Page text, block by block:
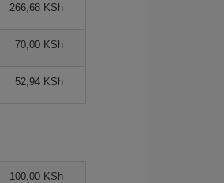
266,68 KSh
70,00 KSh
52,94 KSh
100,00 KSh